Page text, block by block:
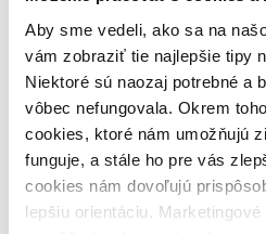
Aby sme vedeli, ako sa na
vám zobraziť tie najlepšie tipy
Niektoré sú naozaj potrebné a
vôbec nefungovala. Okrem
cookies, ktoré nám umožňujú
funguje, a stále ho pre vás
cookies nám dovoľujú
lepšiu orientáciu.